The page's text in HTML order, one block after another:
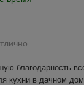
благодарность
кухни в дачном